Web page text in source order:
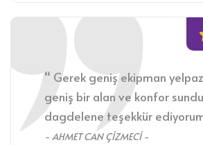
“ Gerek geniş ekipman
geniş bir alan ve konfor
dagdelene teşekkür
- AHMET CAN ÇİZMECİ -